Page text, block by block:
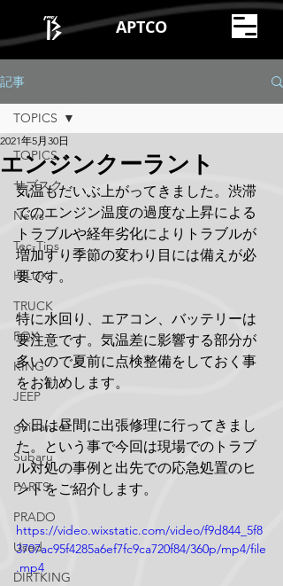
APTCO
記事
TOPICS
サブスク
News
Tec-Tips
HILUX
TRUCK
FOX
KING
JEEP
guidance
Subaru
PARTS
PRADO
Used
DIRTKING
TOPICS
エンジンクーラント
2021年5月30日
気温もだいぶ上がってきました。渋滞
でのエンジン温度の過度な上昇による
トラブルや経年劣化によりトラブルが
増加すり季節の変わり目には備えが必
要です。
特に水回り、エアコン、バッテリーは
要注意です。気温差に影響する部分が
多いので夏前に点検整備をしておく事
をお勧めします。
今日は昼間に出張修理に行ってきまし
た。という事で今回は現場でのトラブ
ル対処の事例と出先での応急処置のヒ
ントをご紹介します。
https://video.wixstatic.com/video/f9d844_5f8
3707ac95f4285a6ef7fc9ca720f84/360p/mp4/file
.mp4